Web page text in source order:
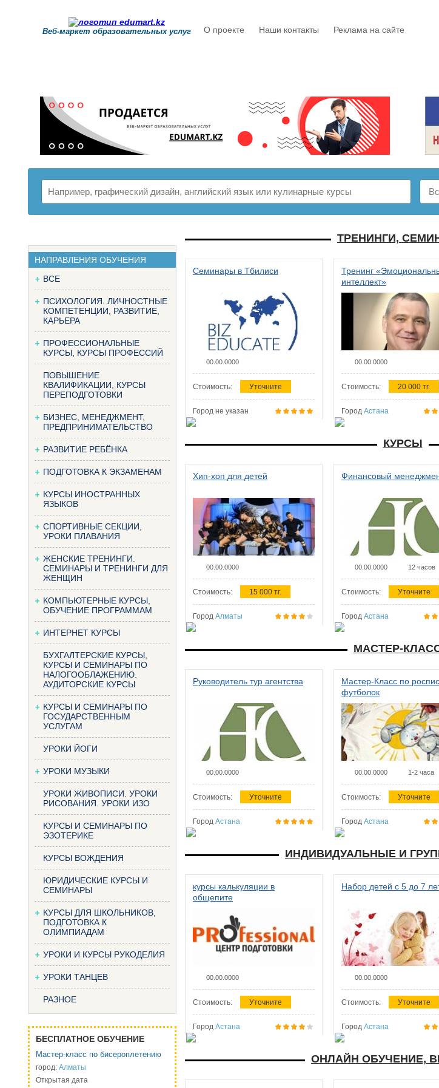
Веб-маркет образовательных услуг О проекте Наши контакты Реклама на сайте
НАПРАВЛЕНИЯ ОБУЧЕНИЯ
ВСЕ
ПСИХОЛОГИЯ. ЛИЧНОСТНЫЕ
КОМПЕТЕНЦИИ, РАЗВИТИЕ,
КАРЬЕРА
ПРОФЕССИОНАЛЬНЫЕ
КУРСЫ, КУРСЫ ПРОФЕССИЙ
ПОВЫШЕНИЕ
КВАЛИФИКАЦИИ, КУРСЫ
ПЕРЕПОДГОТОВКИ
БИЗНЕС, МЕНЕДЖМЕНТ,
ПРЕДПРИНИМАТЕЛЬСТВО
РАЗВИТИЕ РЕБЁНКА
ПОДГОТОВКА К ЭКЗАМЕНАМ
КУРСЫ ИНОСТРАННЫХ
ЯЗЫКОВ
СПОРТИВНЫЕ СЕКЦИИ,
УРОКИ ПЛАВАНИЯ
ЖЕНСКИЕ ТРЕНИНГИ.
СЕМИНАРЫ И ТРЕНИНГИ ДЛЯ
ЖЕНЩИН
КОМПЬЮТЕРНЫЕ КУРСЫ,
ОБУЧЕНИЕ ПРОГРАММАМ
ИНТЕРНЕТ КУРСЫ
БУХГАЛТЕРСКИЕ КУРСЫ,
КУРСЫ И СЕМИНАРЫ ПО
НАЛОГООБЛАЖЕНИЮ.
АУДИТОРСКИЕ КУРСЫ
КУРСЫ И СЕМИНАРЫ ПО
ГОСУДАРСТВЕННЫМ
УСЛУГАМ
УРОКИ ЙОГИ
УРОКИ МУЗЫКИ
УРОКИ ЖИВОПИСИ. УРОКИ
РИСОВАНИЯ. УРОКИ ИЗО
КУРСЫ И СЕМИНАРЫ ПО
ЭЗОТЕРИКЕ
КУРСЫ ВОЖДЕНИЯ
ЮРИДИЧЕСКИЕ КУРСЫ И
СЕМИНАРЫ
КУРСЫ ДЛЯ ШКОЛЬНИКОВ,
ПОДГОТОВКА К
ОЛИМПИАДАМ
УРОКИ И КУРСЫ РУКОДЕЛИЯ
УРОКИ ТАНЦЕВ
РАЗНОЕ
БЕСПЛАТНОЕ ОБУЧЕНИЕ
Мастер-класс по бисероплетению
город: Алматы
Открытая дата
ТРЕНИНГИ,
Семинары в Тбилиси
00.00.0000
Стоимость: Уточните
Город не указан
Тренинг
интеллект»
00.00.0000
Стоимость: 20 000 тг.
Город Астана
КУРСЫ
Хип-хоп для детей
00.00.0000
Стоимость: 15 000 тг.
Город Алматы
Финансовый
00.00.0000 12 часов
Стоимость: Уточните
Город Астана
МАСТЕР-
Руководитель тур агентства
00.00.0000
Стоимость: Уточните
Город Астана
Мастер-Класс по
футболок
00.00.0000 1-2 часа
Стоимость: Уточните
Город Астана
ИНДИВИДУАЛЬНЫЕ И
курсы калькуляции в
общепите
00.00.0000
Стоимость: Уточните
Город Астана
Набор детей с 5 до 7
00.00.0000
Стоимость: Уточните
Город Астана
ОНЛАЙН ОБУЧЕНИЕ,